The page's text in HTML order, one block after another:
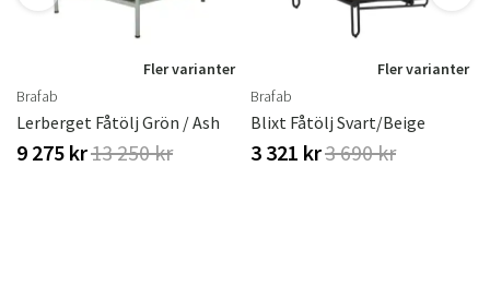
Fler varianter
Brafab
Lerberget Fåtölj Grön / Ash
9 275 kr13 250 kr
Fler varianter
Brafab
Blixt Fåtölj Svart/beige
3 321 kr3 690 kr